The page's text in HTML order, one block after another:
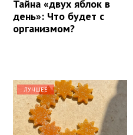
Тайна «двух яблок в
день»: Что будет с
организмом?
ЛУЧШЕЕ